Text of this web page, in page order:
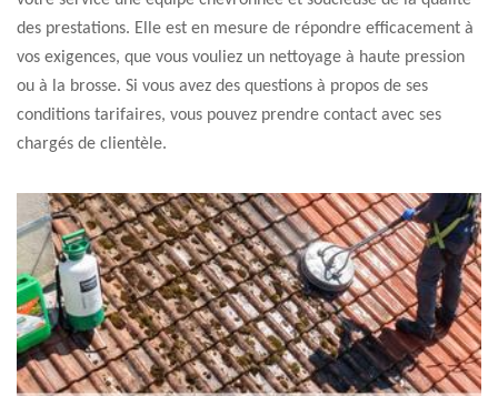
des prestations. Elle est en mesure de répondre efficacement à
vos exigences, que vous vouliez un nettoyage à haute pression
ou à la brosse. Si vous avez des questions à propos de ses
conditions tarifaires, vous pouvez prendre contact avec ses
chargés de clientèle.